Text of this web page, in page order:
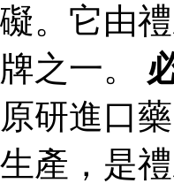
礙。它由
牌之一。
原研進口
生產，是